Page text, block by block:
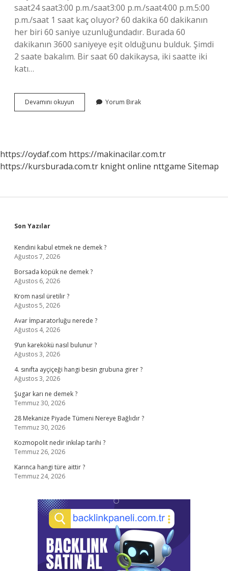
saat24 saat3:00 p.m./saat3:00 p.m./saat4:00 p.m.5:00
p.m./saat 1 saat kaç oluyor? 60 dakika 60 dakikanın
her biri 60 saniye uzunluğundadır. Burada 60
dakikanın 3600 saniyeye eşit olduğunu bulduk. Şimdi
2 saate bakalım. Bir saat 60 dakikaysa, iki saatte iki
katı…
Devamını okuyun
Bin
Yorum Bırak
https://oydaf.com https://makinacilar.com.tr
https://kursburada.com.tr knight online nttgame Sitemap
Sidebar
Son Yazılar
Kendini kabul etmek ne demek ?
Ağustos 7, 2026
Borsada köpük ne demek ?
Ağustos 6, 2026
Krom nasıl üretilir ?
Ağustos 5, 2026
Avar İmparatorluğu nerede ?
Ağustos 4, 2026
9’un karekökü nasıl bulunur ?
Ağustos 3, 2026
4. sınıfta ayçiçeği hangi besin grubuna girer ?
Ağustos 3, 2026
Şugar karı ne demek ?
Temmuz 30, 2026
28 Mekanize Piyade Tümeni Nereye Bağlıdır ?
Temmuz 30, 2026
Kozmopolit nedir inkılap tarihi ?
Temmuz 26, 2026
Karınca hangi türe aittir ?
Temmuz 24, 2026